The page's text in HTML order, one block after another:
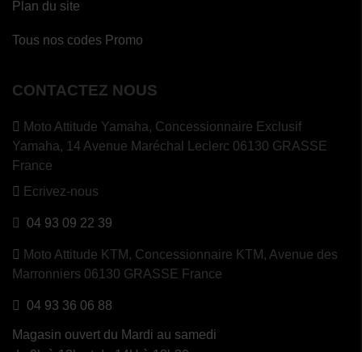
Plan du site
Tous nos codes Promo
CONTACTEZ NOUS
Moto Attitude Yamaha, Concessionnaire Exclusif
Yamaha, 14 Avenue Maréchal Leclerc 06130 GRASSE
France
Ecrivez-nous
04 93 09 22 39
Moto Attitude KTM, Concessionnaire KTM, Avenue des
Marronniers 06130 GRASSE France
04 93 36 06 88
Magasin ouvert du Mardi au samedi